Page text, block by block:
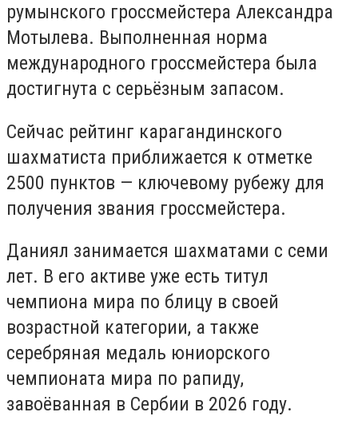
румынского гроссмейстера Александра
Мотылева. Выполненная норма
международного гроссмейстера была
достигнута с серьёзным запасом.
Сейчас рейтинг карагандинского
шахматиста приближается к отметке
2500 пунктов — ключевому рубежу для
получения звания гроссмейстера.
Даниял занимается шахматами с семи
лет. В его активе уже есть титул
чемпиона мира по блицу в своей
возрастной категории, а также
серебряная медаль юниорского
чемпионата мира по рапиду,
завоёванная в Сербии в 2026 году.